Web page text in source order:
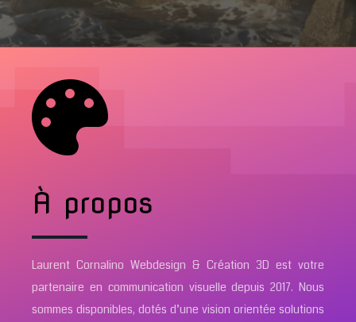

À propos
Laurent Cornalino Webdesign & Création 3D est votre
partenaire en communication visuelle depuis 2017. Nous
sommes disponibles, dotés d’une vision orientée solutions